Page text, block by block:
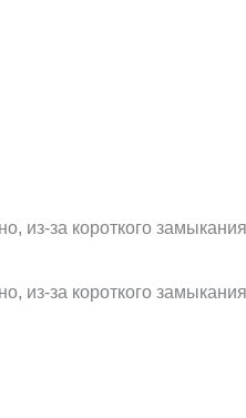
из-за короткого
из-за короткого